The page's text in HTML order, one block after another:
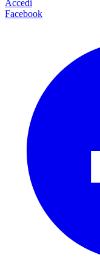
Accedi
Facebook